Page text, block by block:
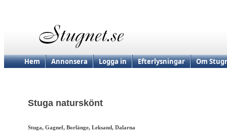
Hem Annonsera Logga in Efterlysningar Om
Stuga naturskönt
Stuga, Gagnef, Borlänge, Leksand, Dalarna